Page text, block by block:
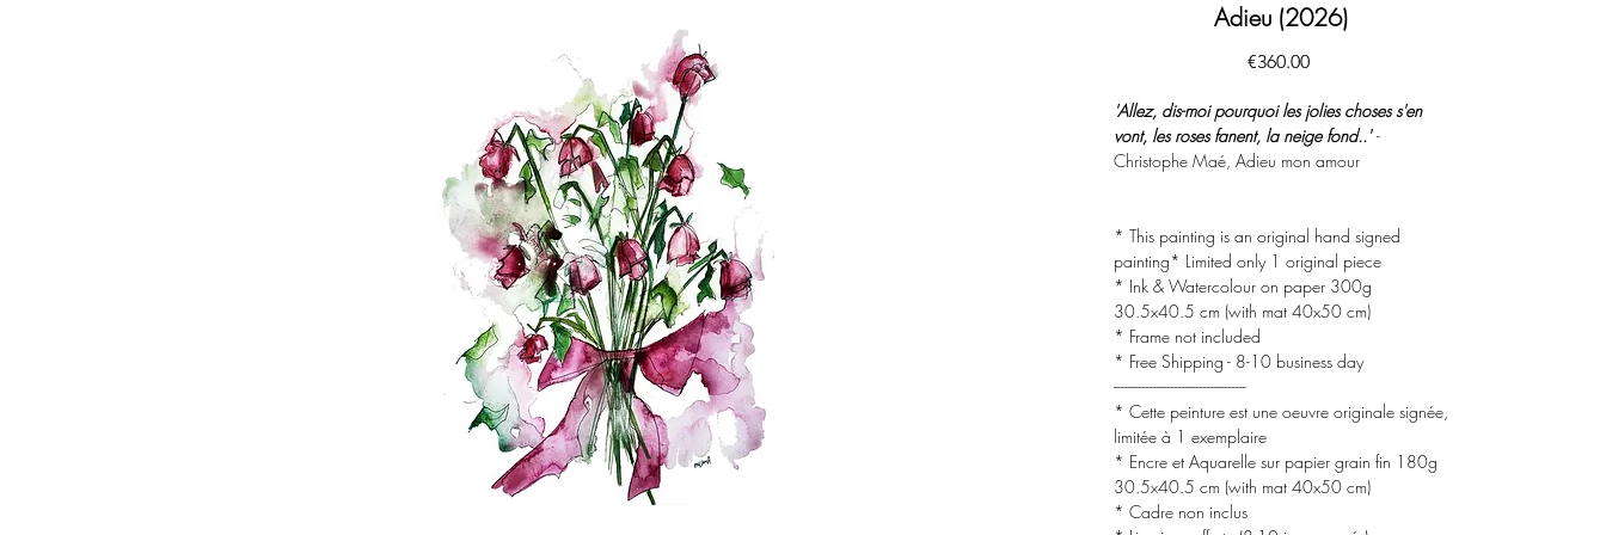
Adieu (2026)
€360.00價
'Allez, dis-moi pourquoi les jolies choses s'en
vont, les roses fanent, la neige fond..'-
Christophe Maé, Adieu mon amour
* This painting is an original hand signed
painting* Limited only 1 original piece
* Ink & Watercolour on paper 300g
30.5x40.5 cm (with mat 40x50 cm)
* Frame not included
* Free Shipping - 8-10 business day
-------------------------------------
* Cette peinture est une oeuvre originale signée,
limitée à 1 exemplaire
* Encre et Aquarelle sur papier grain fin 180g
30.5x40.5 cm (with mat 40x50 cm)
* Cadre non inclus